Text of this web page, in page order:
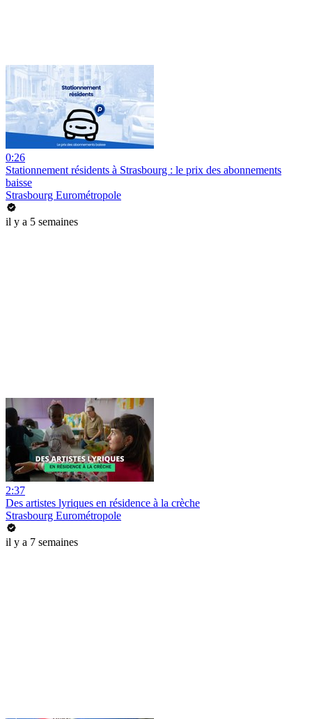
0:26
Stationnement résidents à Strasbourg : le prix des abonnements
baisse
Strasbourg Eurométropole
il y a 5 semaines
2:37
Des artistes lyriques en résidence à la crèche
Strasbourg Eurométropole
il y a 7 semaines